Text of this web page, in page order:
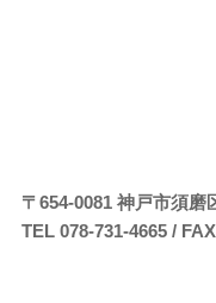
〒654-0081神戸市須磨
TEL 078-731-4665 /